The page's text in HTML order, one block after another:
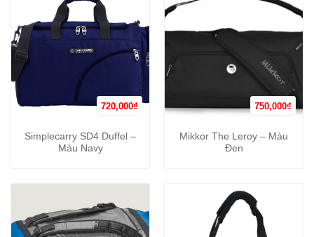
720,000₫
Simplecarry SD4 Duffel –
Màu Navy
750,000₫
Mikkor The Leroy – Màu
Đen